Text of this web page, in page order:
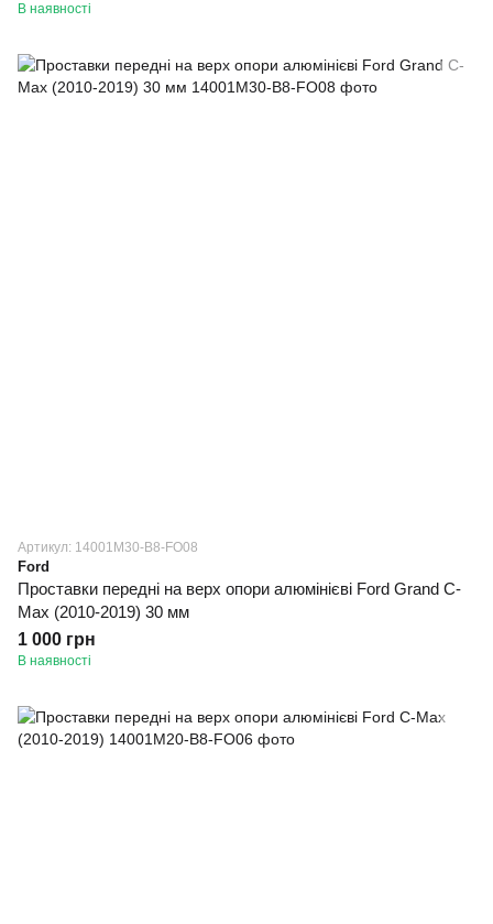
В наявності
Артикул: 14001M30-B8-FO08
Ford
Проставки передні на верх опори алюмінієві Ford Grand C-
Max (2010-2019) 30 мм
1 000 грн
В наявності